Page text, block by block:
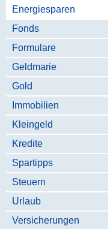
Energiesparen
Fonds
Formulare
Geldmarie
Gold
Immobilien
Kleingeld
Kredite
Spartipps
Steuern
Urlaub
Versicherungen